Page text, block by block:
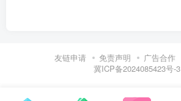
友链申请 免责声明 广告合作
冀ICP备2024085423号-3